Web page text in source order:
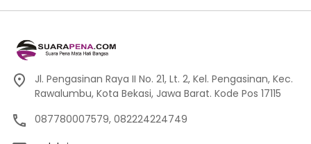
Jl. Pengasinan Raya II No. 21, Lt. 2, Kel. Pengasinan, Kec.
Rawalumbu, Kota Bekasi, Jawa Barat. Kode Pos 17115
087780007579, 082224224749